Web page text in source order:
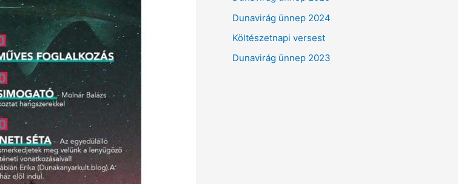
r
:
Dunavirág ünnep 2024
Költészetnapi versest
Dunavirág ünnep 2023